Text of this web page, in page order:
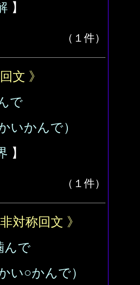
】
（１件）
文 》
で
いかんで）
】
（１件）
対称回文 》
んで
い○かんで）